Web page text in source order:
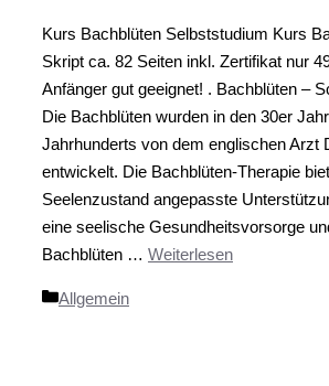
Kurs Bachblüten Selbststudium Kurs
Skript ca. 82 Seiten inkl. Zertifikat nur
Anfänger gut geeignet! . Bachblüten –
Die Bachblüten wurden in den 30er
Jahrhunderts von dem englischen Arzt
entwickelt. Die Bachblüten-Therapie
Seelenzustand angepasste
eine seelische Gesundheitsvorsorge
Bachblüten … Weiterlesen
Kategorien
Allgemein